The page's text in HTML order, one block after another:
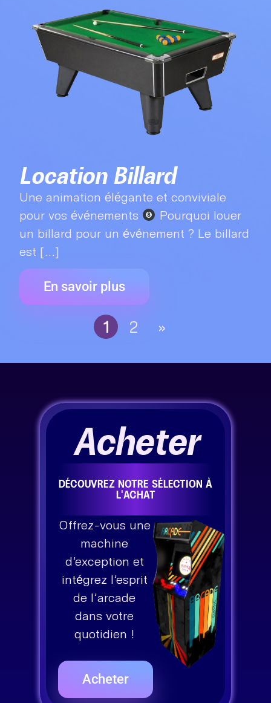
Location Billard
Une animation élégante et conviviale
pour vos événements
Pourquoi louer
un billard pour un événement ? Le billard
est [...]
En savoir plus
1 2 »
Acheter
DÉCOUVREZ NOTRE SÉLECTION À
L'ACHAT
Offrez-vous une
machine
d’exception et
intégrez l’esprit
de l’arcade
dans votre
quotidien !
Acheter